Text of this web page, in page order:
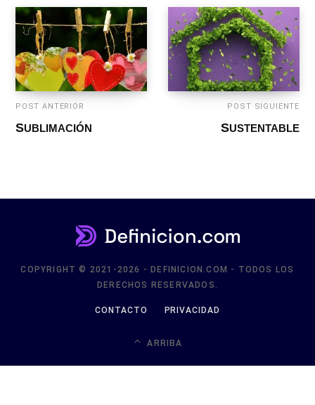
POST ANTERIOR
SUBLIMACIÓN
POST SIGUIENTE
SUSTENTABLE
COPYRIGHT © 2021-2026 - DEFINICION.COM - TODOS LOS
DERECHOS RESERVADOS.
CONTACTO PRIVACIDAD
ARRIBA